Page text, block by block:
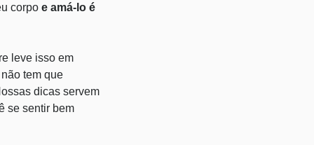
corpo e amá-lo é
leve isso em
tem que
dicas servem
se sentir bem